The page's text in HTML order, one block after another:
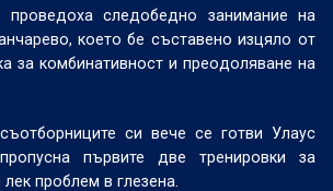
проведоха следобедно занимание на
което бе съставено изцяло от
за комбинативност и преодоляване на
си вече се готви Улаус
първите две тренировки за
проблем в глезена.